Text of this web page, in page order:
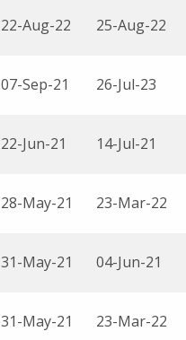
22-Aug-22 25-Aug-22
07-Sep-21 26-Jul-23
22-Jun-21 14-Jul-21
28-May-21 23-Mar-22
31-May-21 04-Jun-21
31-May-21 23-Mar-22